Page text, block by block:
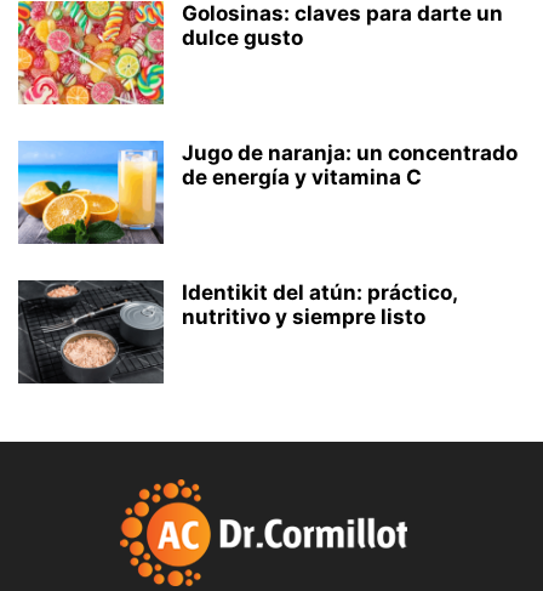
Golosinas: claves para darte un
dulce gusto
Jugo de naranja: un concentrado
de energía y vitamina C
Identikit del atún: práctico,
nutritivo y siempre listo